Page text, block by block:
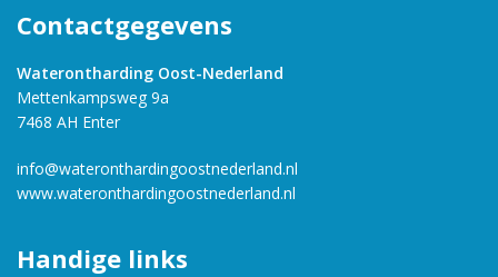
Contactgegevens
Waterontharding Oost-Nederland
Mettenkampsweg 9a
7468 AH Enter
info@wateronthardingoostnederland.nl
www.wateronthardingoostnederland.nl
Handige links